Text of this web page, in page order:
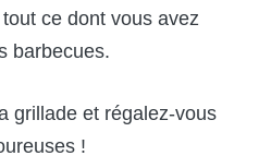
ce dont vous avez
barbecues.
grillade et régalez-vous
!